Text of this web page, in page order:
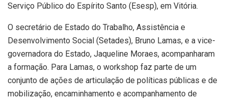
Serviço Público do Espírito Santo (Esesp), em Vitória.
O secretário de Estado do Trabalho, Assistência e
Desenvolvimento Social (Setades), Bruno Lamas, e a vice-
governadora do Estado, Jaqueline Moraes, acompanharam
a formação. Para Lamas, o workshop faz parte de um
conjunto de ações de articulação de políticas públicas e de
mobilização, encaminhamento e acompanhamento de